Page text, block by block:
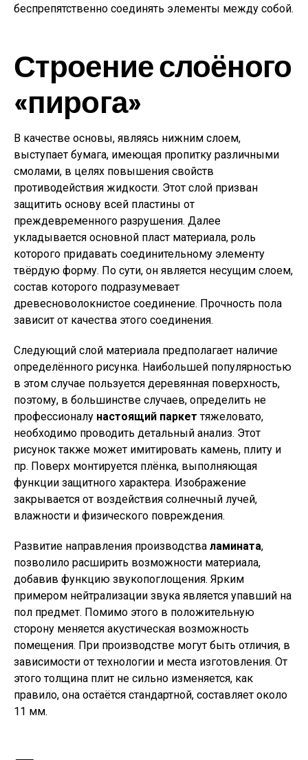
беспрепятственно соединять элементы между собой.
Строение слоёного
«пирога»
В качестве основы, являясь нижним слоем,
выступает бумага, имеющая пропитку различными
смолами, в целях повышения свойств
противодействия жидкости. Этот слой призван
защитить основу всей пластины от
преждевременного разрушения. Далее
укладывается основной пласт материала, роль
которого придавать соединительному элементу
твёрдую форму. По сути, он является несущим слоем,
состав которого подразумевает
древесноволокнистое соединение. Прочность пола
зависит от качества этого соединения.
Следующий слой материала предполагает наличие
определённого рисунка. Наибольшей популярностью
в этом случае пользуется деревянная поверхность,
поэтому, в большинстве случаев, определить не
профессионалу настоящий паркет тяжеловато,
необходимо проводить детальный анализ. Этот
рисунок также может имитировать камень, плиту и
пр. Поверх монтируется плёнка, выполняющая
функции защитного характера. Изображение
закрывается от воздействия солнечный лучей,
влажности и физического повреждения.
Развитие направления производства ламината,
позволило расширить возможности материала,
добавив функцию звукопоглощения. Ярким
примером нейтрализации звука является упавший на
пол предмет. Помимо этого в положительную
сторону меняется акустическая возможность
помещения. При производстве могут быть отличия, в
зависимости от технологии и места изготовления. От
этого толщина плит не сильно изменяется, как
правило, она остаётся стандартной, составляет около
11 мм.